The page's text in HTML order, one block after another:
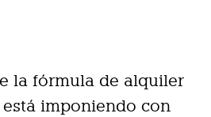
la fórmula de alquiler
imponiendo con